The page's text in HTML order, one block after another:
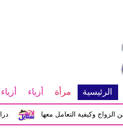
الرئيسية مرأة أزياء
دراسة وكيفية التعامل معها